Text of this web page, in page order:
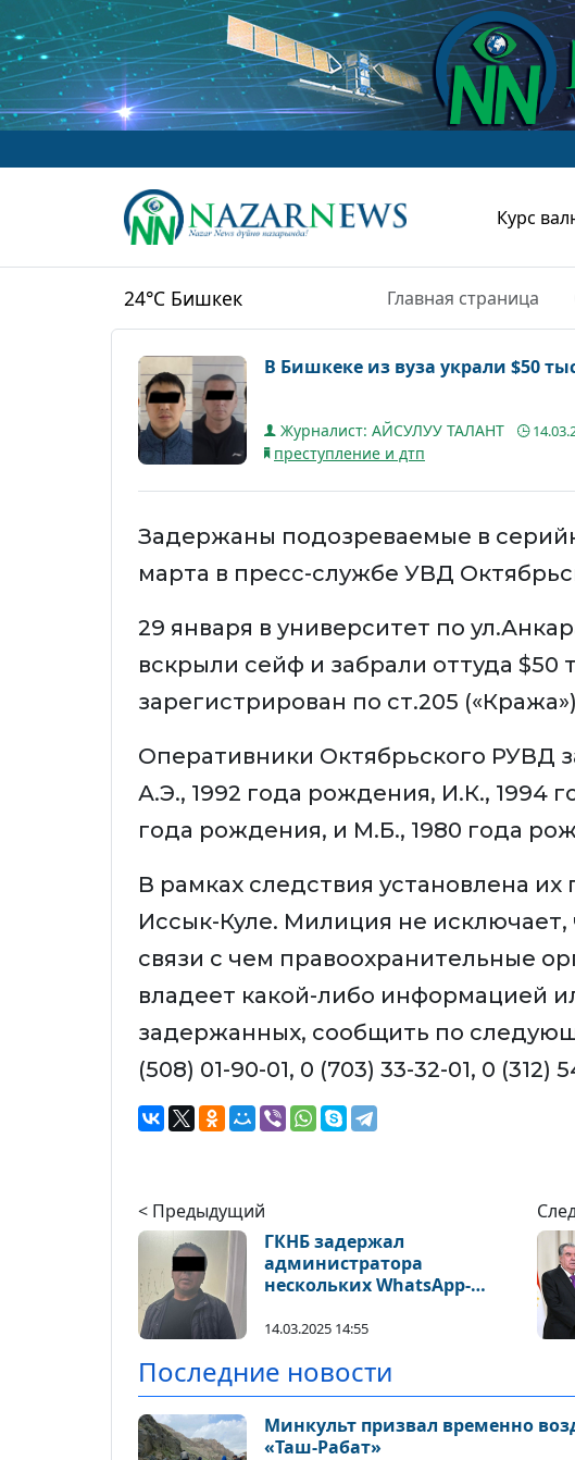
Курс
24°C Бишкек Главная страница
В Бишкеке из вуза украли $50
Журналист: АЙСУЛУУ ТАЛАНТ
преступление и дтп
Задержаны подозреваемые в
марта в пресс-службе УВД
29 января в университет по
вскрыли сейф и забрали оттуда
зарегистрирован по ст.205
Оперативники Октябрьского РУВД
А.Э., 1992 года рождения, И.К., 1994
года рождения, и М.Б., 1980 года
В рамках следствия установлена
Иссык-Куле. Милиция не исключает,
связи с чем правоохранительные
владеет какой-либо информацией
задержанных, сообщить по
(508) 01-90-01, 0 (703) 33-32-01, 0 (312)
< Предыдущий
ГКНБ задержал
администратора
нескольких WhatsApp-
14.03.2025 14:55
Последние новости
Минкульт призвал временно
«Таш-Рабат»